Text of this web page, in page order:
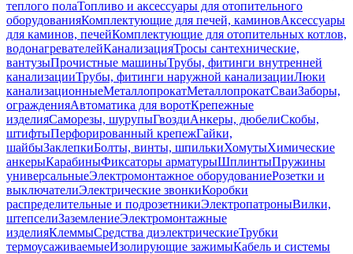
теплого полаТопливо и аксессуары для отопительного
оборудованияКомплектующие для печей, каминовАксессуары
для каминов, печейКомплектующие для отопительных котлов,
водонагревателейКанализацияТросы сантехнические,
вантузыПрочистные машиныТрубы, фитинги внутренней
канализацииТрубы, фитинги наружной канализацииЛюки
канализационныеМеталлопрокатМеталлопрокатСваиЗаборы,
огражденияАвтоматика для воротКрепежные
изделияСаморезы, шурупыГвоздиАнкеры, дюбелиСкобы,
штифтыПерфорированный крепежГайки,
шайбыЗаклепкиБолты, винты, шпилькиХомутыХимические
анкерыКарабиныФиксаторы арматурыШплинтыПружины
универсальныеЭлектромонтажное оборудованиеРозетки и
выключателиЭлектрические звонкиКоробки
распределительные и подрозетникиЭлектропатроныВилки,
штепселиЗаземлениеЭлектромонтажные
изделияКлеммыСредства диэлектрическиеТрубки
термоусаживаемыеИзолирующие зажимыКабель и системы